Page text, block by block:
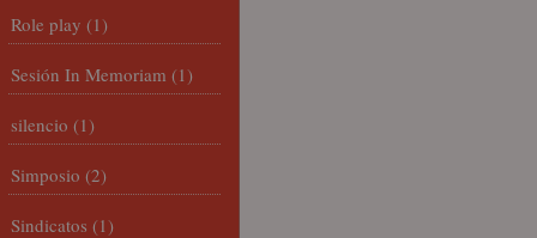
Role play (1)
Sesión In Memoriam (1)
silencio (1)
Simposio (2)
Sindicatos (1)